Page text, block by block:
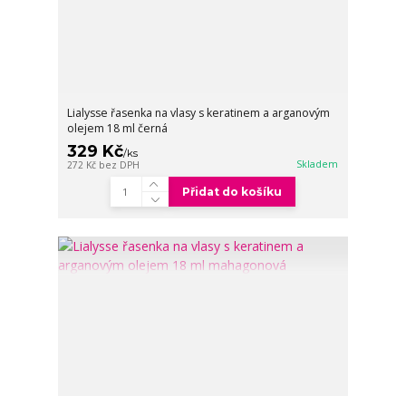
Lialysse řasenka na vlasy s keratinem a arganovým
olejem 18 ml černá
329 Kč/ks
272 Kč bez DPH Skladem
Přidat do košíku